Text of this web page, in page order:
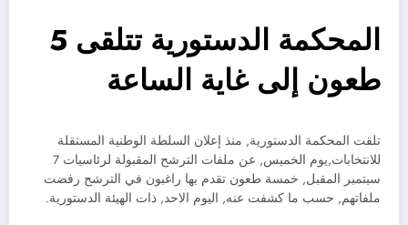
المحكمة الدستورية تتلقى 5
طعون إلى غاية الساعة
تلقت المحكمة الدستورية, منذ إعلان السلطة الوطنية المستقلة
للانتخابات,يوم الخميس, عن ملفات الترشح المقبولة لرئاسيات 7
سبتمبر المقبل, خمسة طعون تقدم بها راغبون في الترشح رفضت
ملفاتهم, حسب ما كشفت عنه, اليوم الاحد, ذات الهيئة الدستورية.